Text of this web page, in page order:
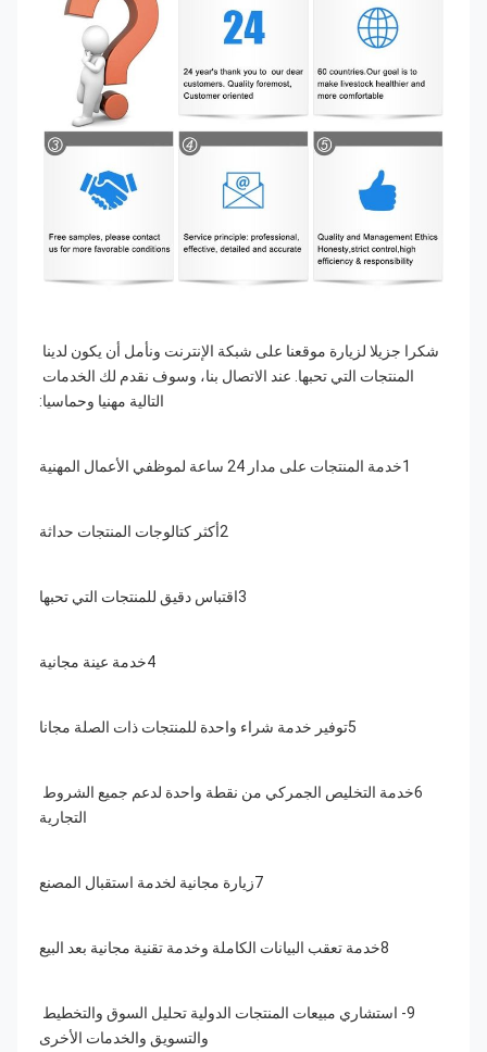
التالية مهنيا وحماسيا:
1خدمة المنتجات على مدار 24 ساعة لموظفي الأعمال المهنية
2أكثر كتالوجات المنتجات حداثة
3اقتباس دقيق للمنتجات التي تحبها
4خدمة عينة مجانية
5توفير خدمة شراء واحدة للمنتجات ذات الصلة مجانا
التجارية
7زيارة مجانية لخدمة استقبال المصنع
8خدمة تعقب البيانات الكاملة وخدمة تقنية مجانية بعد البيع
والتسويق والخدمات الأخرى